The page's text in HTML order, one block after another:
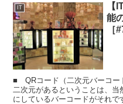
IT
【
能
［
■ QRコード（二次元バーコ
二次元があるということは
にしているバーコードがそ